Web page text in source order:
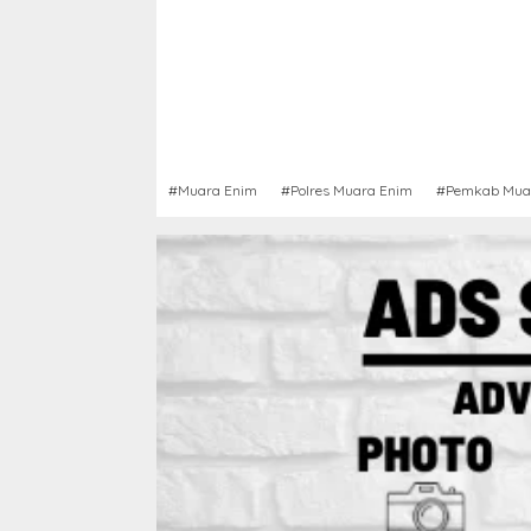
#Muara Enim #Polres Muara Enim #Pemkab